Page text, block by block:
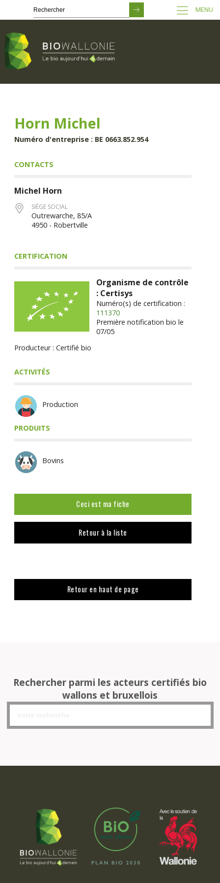
principal
MENU
Horn Michel
Numéro d'entreprise : BE 0663.852.954
CONTACTS
Michel Horn
SIÈGE SOCIAL
Outrewarche, 85/A
4950 - Robertville
CERTIFICATION
Organisme de contrôle
: Certisys
Numéro(s) de certification :
111370
Première notification bio le
07/05
Producteur : Certifié bio
ACTIVITÉS
Production
PRODUITS
Bovins
Ceci est ma fiche
Retour à la liste
Retour en haut de page
Rechercher parmi les acteurs certifiés bio
wallons et bruxellois